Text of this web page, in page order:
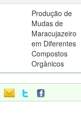
Produção de
Mudas de
Maracujazeiro
em Diferentes
Compostos
Orgânicos